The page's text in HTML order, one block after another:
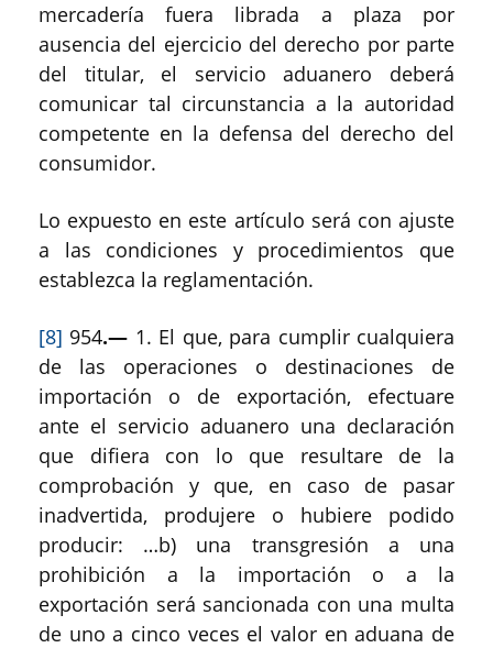
mercadería fuera librada a plaza por
ausencia del ejercicio del derecho por parte
del titular, el servicio aduanero deberá
comunicar tal circunstancia a la autoridad
competente en la defensa del derecho del
consumidor.
Lo expuesto en este artículo será con ajuste
a las condiciones y procedimientos que
establezca la reglamentación.
[8] 954.— 1. El que, para cumplir cualquiera
de las operaciones o destinaciones de
importación o de exportación, efectuare
ante el servicio aduanero una declaración
que difiera con lo que resultare de la
comprobación y que, en caso de pasar
inadvertida, produjere o hubiere podido
producir: …b) una transgresión a una
prohibición a la importación o a la
exportación será sancionada con una multa
de uno a cinco veces el valor en aduana de